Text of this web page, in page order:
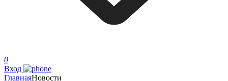
0
Вход
ГлавнаяНовости